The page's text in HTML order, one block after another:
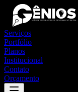
Serviços
Portfólio
Planos
Institucional
Contato
Orçamento